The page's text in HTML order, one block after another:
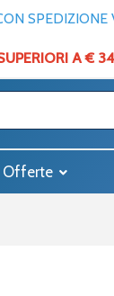
A €
Offerte